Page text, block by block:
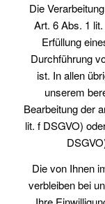
Die
Art. 6 Abs. 1
Erfüllung
Durchführung
ist. In allen
unserem
Bearbeitung der
lit. f DSGVO)
Die von Ihnen
verbleiben bei